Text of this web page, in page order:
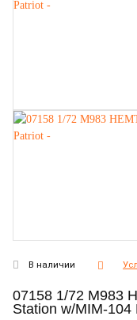
В наличии
07158 1/72 M983
Station w/MIM-104